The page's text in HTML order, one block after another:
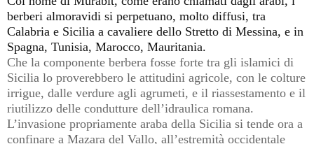
berberi almoravidi si perpetuano, molto diffusi, tra
Calabria e Sicilia a cavaliere dello Stretto di Messina, e in
Spagna, Tunisia, Marocco, Mauritania.
Che la componente berbera fosse forte tra gli islamici di
Sicilia lo proverebbero le attitudini agricole, con le colture
irrigue, dalle verdure agli agrumeti, e il riassestamento e il
riutilizzo delle condutture dell’idraulica romana.
L’invasione propriamente araba della Sicilia si tende ora a
confinare a Mazara del Vallo, all’estremità occidentale